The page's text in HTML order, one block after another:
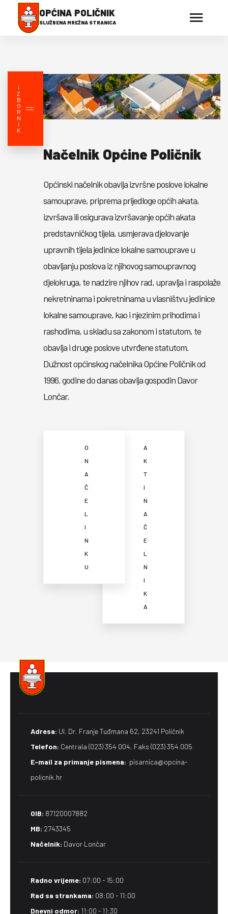
OPĆINA POLIČNIK
SLUŽBENA MREŽNA STRANICA
I
Z
B
O
R
N
I
K
Načelnik Općine Poličnik
Općinski načelnik obavlja izvršne poslove lokalne
samouprave, priprema prijedloge općih akata,
izvršava ili osigurava izvršavanje općih akata
predstavničkog tijela, usmjerava djelovanje
upravnih tijela jedinice lokalne samouprave u
obavljanju poslova iz njihovog samoupravnog
djelokruga, te nadzire njihov rad, upravlja i raspolaže
nekretninama i pokretninama u vlasništvu jedinice
lokalne samouprave, kao i njezinim prihodima i
rashodima, u skladu sa zakonom i statutom, te
obavlja i druge poslove utvrđene statutom.
Dužnost općinskog načelnika Općine Poličnik od
1996. godine do danas obavlja gospodin Davor
Lončar.
O
N
A
Č
E
L
I
N
K
U
A
K
T
I
N
A
Č
E
L
N
I
K
A
Adresa: Ul. Dr. Franje Tuđmana 62, 23241 Poličnik
Telefon: Centrala (023) 354 004, Faks (023) 354 005
E-mail za primanje pismena​: pisarnica@opcina-
policnik.hr
OIB: 87120007882
MB: 2743345
Načelnik: Davor Lončar
Radno vrijeme: 07:00 - 15:00
Rad sa strankama: 08:00 - 11:00
Dnevni odmor: 11:00 - 11:30